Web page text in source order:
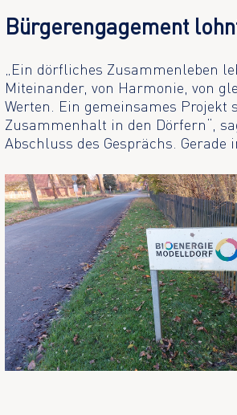
Bürgerengagement
„Ein dörfliches Zusammenleben
Miteinander, von Harmonie, von
Werten. Ein gemeinsames Projekt
Zusammenhalt in den Dörfern“,
Abschluss des Gesprächs. Gerade